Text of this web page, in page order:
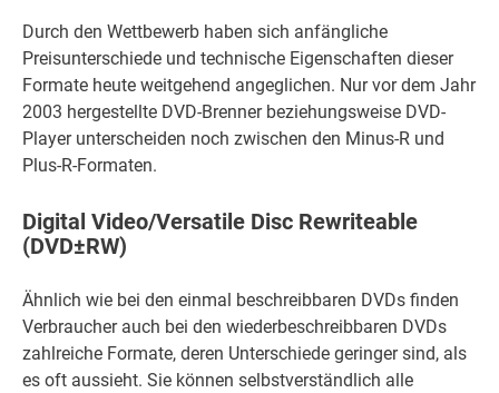
Durch den Wettbewerb haben sich anfängliche
Preisunterschiede und technische Eigenschaften dieser
Formate heute weitgehend angeglichen. Nur vor dem Jahr
2003 hergestellte DVD-Brenner beziehungsweise DVD-
Player unterscheiden noch zwischen den Minus-R und
Plus-R-Formaten.
Digital Video/Versatile Disc Rewriteable
(DVD±RW)
Ähnlich wie bei den einmal beschreibbaren DVDs finden
Verbraucher auch bei den wiederbeschreibbaren DVDs
zahlreiche Formate, deren Unterschiede geringer sind, als
es oft aussieht. Sie können selbstverständlich alle